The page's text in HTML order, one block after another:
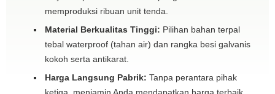
memproduksi ribuan unit tenda.
Material Berkualitas Tinggi: Pilihan bahan terpal
tebal waterproof (tahan air) dan rangka besi galvanis
kokoh serta antikarat.
Harga Langsung Pabrik: Tanpa perantara pihak